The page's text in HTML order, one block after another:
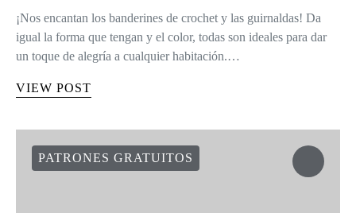
¡Nos encantan los banderines de crochet y las guirnaldas! Da
igual la forma que tengan y el color, todas son ideales para dar
un toque de alegría a cualquier habitación.…
VIEW POST
PATRONES GRATUITOS